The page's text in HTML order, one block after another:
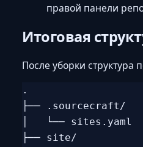
правой панели
Итоговая
После уборки структура
.
├── .sourcecraft/
│   └── sites.yaml
├── site/